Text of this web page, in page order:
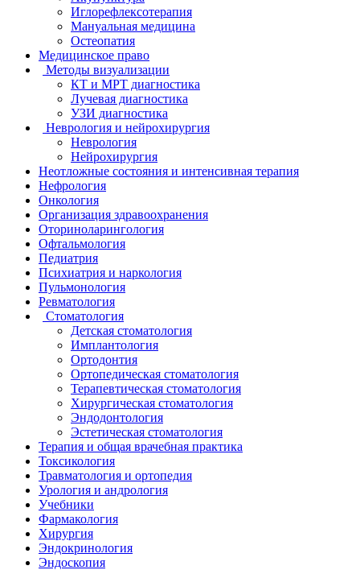
Иглорефлексотерапия
Мануальная медицина
Остеопатия
Медицинское право
Методы визуализации
КТ и МРТ диагностика
Лучевая диагностика
УЗИ диагностика
Неврология и нейрохирургия
Неврология
Нейрохирургия
Неотложные состояния и интенсивная терапия
Нефрология
Онкология
Организация здравоохранения
Оториноларингология
Офтальмология
Педиатрия
Психиатрия и наркология
Пульмонология
Ревматология
Стоматология
Детская стоматология
Имплантология
Ортодонтия
Ортопедическая стоматология
Терапевтическая стоматология
Хирургическая стоматология
Эндодонтология
Эстетическая стоматология
Терапия и общая врачебная практика
Токсикология
Травматология и ортопедия
Урология и андрология
Учебники
Фармакология
Хирургия
Эндокринология
Эндоскопия